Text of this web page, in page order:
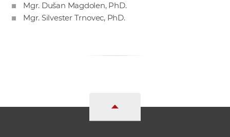
Mgr. Dušan Magdolen, PhD.
Mgr. Silvester Trnovec, PhD.